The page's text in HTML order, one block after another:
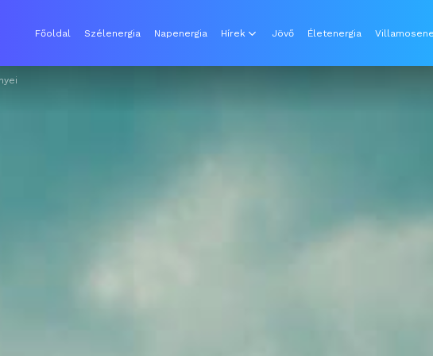
Főoldal Szélenergia Napenergia Hírek Jövő Életenergia